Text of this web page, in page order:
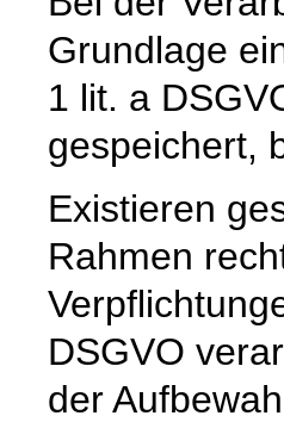
Grundlage
1 lit. a
gespeichert,
Existieren
Rahmen
DSGVO
der